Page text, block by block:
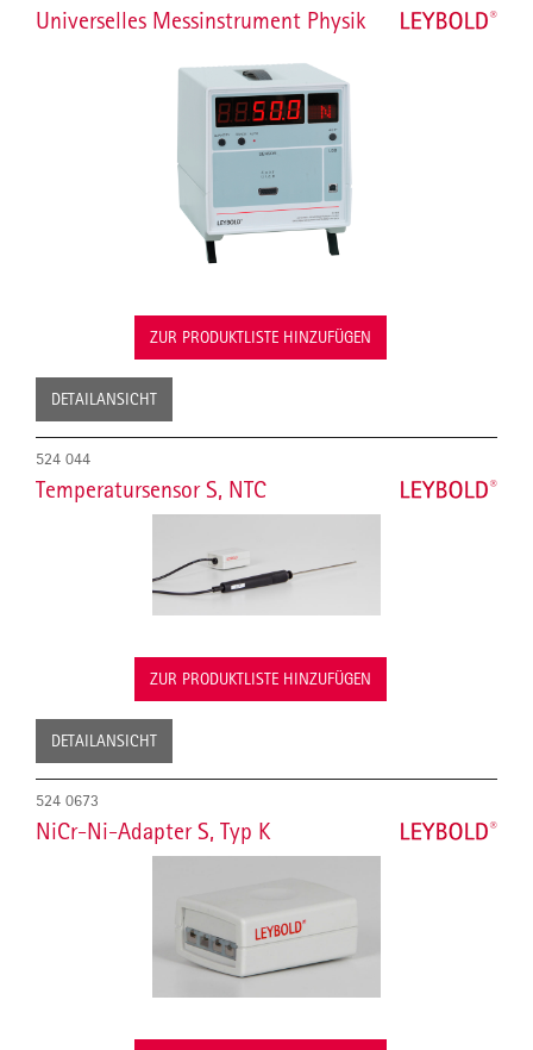
Universelles Messinstrument Physik
ZUR PRODUKTLISTE HINZUFÜGEN
DETAILANSICHT
524 044
Temperatursensor S, NTC
ZUR PRODUKTLISTE HINZUFÜGEN
DETAILANSICHT
524 0673
NiCr-Ni-Adapter S, Typ K